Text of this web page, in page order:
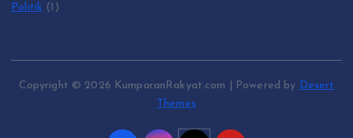
Politik (1)
Copyright © 2026 KumparanRakyat.com | Powered by Desert
Themes